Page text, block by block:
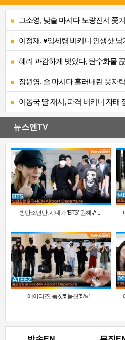
고소영, 낮술 마시다 노량진서 쫓
이정재, ♥임세령 비키니 인생샷
혜리 과감하게 벗었다, 탄수화물
장원영, 술 마시다 흘러내린 옷자
이동국 딸 재시, 파격 비키니 자태
뉴스엔TV
방탄소년단, 시대가 ‘BTS’ 원해🎵 ..
에이티즈, 둠칫❣️ 둠칫❣&#..